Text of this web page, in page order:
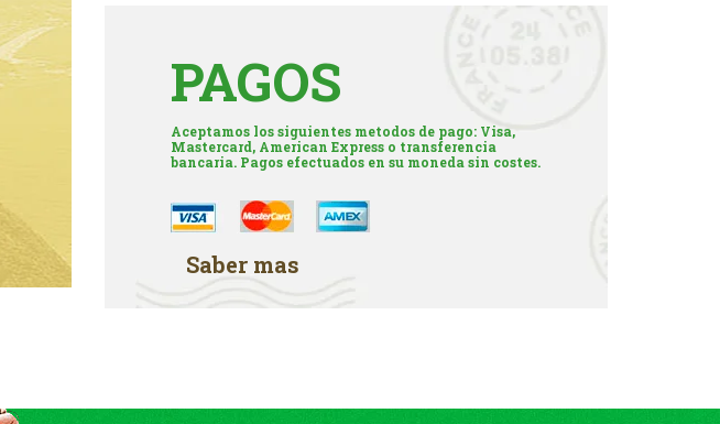
PAGOS
Aceptamos los siguientes metodos de pago: Visa,
Mastercard, American Express o transferencia
bancaria. Pagos efectuados en su moneda sin costes.
Saber mas